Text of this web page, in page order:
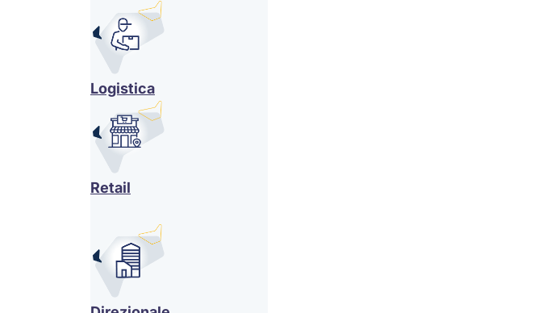
Logistica
Retail